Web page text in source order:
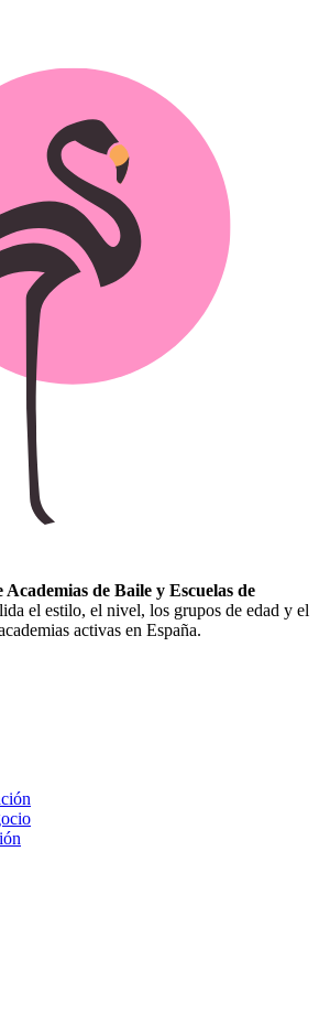
de Baile y Escuelas de
el estilo, el nivel, los grupos de edad y el
activas en España.